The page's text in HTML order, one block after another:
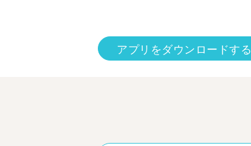
アプリをダウンロードする